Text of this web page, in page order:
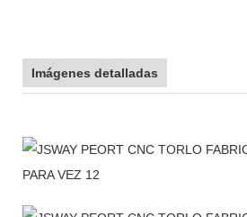
Imágenes detalladas